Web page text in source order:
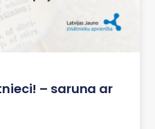
– saruna ar